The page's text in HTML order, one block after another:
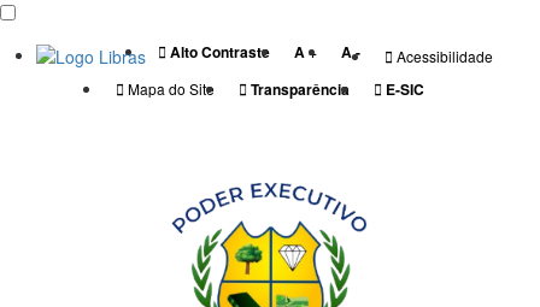
Alto Contraste A + A -
Acessibilidade
Mapa do Site
Transparência E-SIC